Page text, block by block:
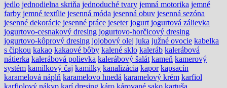
jedlo jednodielna skriňa jednoduché tvary jemná motorika jemné
farby jemné textílie jesenná móda jesenná obuv jesenná sezóna
jesenné dekorácie jesenné práce jeseter jogurt jogurtová zálievka
jogurtovo-cesnakový dresing jogurtovo-horčicový dresing
jogurtovo-kôprový dresing jojobový olej juka južné ovocie kabelka
s čipkou kakao kakaové bôby kalené sklo kaleráb kalerábová
nátierka kalerábová polievka kalerábový šalát kameň kamerový
systém kamilkový čaj kamilky kanalizácia kapor kapsacín
karamelová náplň karamelovo hnedá karamelový krém karfiol